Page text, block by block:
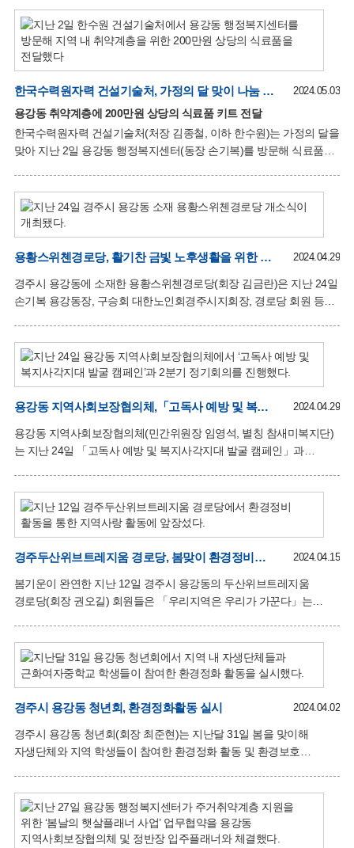
중증장애인 17가정에 매월 2회 협의체 위원들이 직접 방문해 반찬을
전달하며 안부를 확인하는 사업으로 찾아가는 복지서비스로의 역할을
하고 있다. 임영석 민간위원장은 “가정의 달을 맞아 이웃을 사랑하는
마음과 가족을 대신하는 마음으로 앞으로도 든든한 이웃이라는
울타리가 되겠다”며 준비한 카네이션과 반찬을 전달하며 인사를
나눴다. 방문하는 날이면 항상 고마움을 표하던 한 어르신은 “매월
나눠줘 감사
한국수력원자력 건설기술처, 가정의 달 맞이 나눔 실천 2024.05.03
용강동 취약계층에 200만원 상당의 식료품 키트 전달
한국수력원자력 건설기술처(처장 김종철, 이하 한수원)는 가정의 달을
맞아 지난 2일 용강동 행정복지센터(동장 손기복)를 방문해 식료품
(LoveFund)를 통해 마련됐으며, 한수원은 지난 2017년부터 러브펀드
기금을 통해 지역 주민들을 대상으로 후원물품 전달 및 다양한
봉사활동을 펼쳐오고 있다. 김종철 건설기술처장은 “이웃 사랑을
실천하기 위해 임직원들이 정성껏 준비한 후원물품이 용강동
앞으로도 지속적으로 나눔을 실천할 수 있도록 노력하겠다”고 소감을
전했다. 손기복 용강동장은 “꾸준히 이웃 사랑을 실천하는 데 앞장서
용황스위첸경로당, 활기찬 금빛 노후생활을 위한 개소식 가져 2024.04.29
경주시 용강동에 소재한 용황스위첸경로당(회장 김금란)은 지난 24일
손기복 용강동장, 구승회 대한노인회경주시지회장, 경로당 회원 등
어르신들의 안락한 여가복지시설로 설치‧등록돼 지상 1층 101.137
㎡ 규모(거실 겸 주방 1, 방 2, 화장실 2)로 운영될 예정이다.
용황스위첸 아파트의 어르신들은 그동안 여가를 보낼 공간이 없던 중
어르신들의 다양한 여가선용에 대한 욕구도가 매년 증진함에 따라
설치 신고됐다. 김금란 용황스위첸경로당 회장은 “경로당 등록을 위해
다방면으로 도와주고 협조해 주신 회원 및 주민들에게 감사드린다”
용강동 지역사회보장협의체,「고독사 예방 및 복지사각지대 발굴 캠페인」실시 2024.04.29
용강동 지역사회보장협의체(민간위원장 임영석, 별칭 참새미복지단)
는 지난 24일 「고독사 예방 및 복지사각지대 발굴 캠페인」과
돌봄이 필요한 위기 이웃이 발견될 시 즉시 제보해줄 것을 적극
당부해 위기가구에 대한 주민들의 관심을 독려했다. 아울러 이날
실시된 2분기 정기회의에서는 2024년 참새미복지단의 신규 특화사업
및 기타 특화사업의 대상자 선정 심의, 2024년 희망모아 행복금고
“사회적으로 고립 및 위기가구에 대한 관심이 증가함에 따라
참새미복지단이 대상자 발굴에 적극적으로 앞장설 것이며,
사회적으로 고립된 중장년
경주두산위브트레지움 경로당, 봄맞이 환경정비에 나서 2024.04.15
봄기운이 완연한 지난 12일 경주시 용강동의 두산위브트레지움
경로당(회장 권오길) 회원들은 「우리지역은 우리가 가꾼다」는
생활쓰레기와 낙엽 등을 수거하고 불법으로 부착된 광고물을 정비해
지역주민을 위한 환경정비에 앞장섰다. 권오길 회장은 “이번 환경정비
활동은 지난해부터 정기적으로 이어가고 있는 봉사활동으로, 우리의
거주 지역을 우리 스스로 정화해 노인들도 지역사회의 일원으로서
용강동장은 “지역의 어른들께서 직접 솔선수범하는 모습이 많은
이들에게 귀감이 될 것이다”며 “외부에서 하는 활동인 만큼 안전에
만전을 기해
경주시 용강동 청년회, 환경정화활동 실시 2024.04.02
경주시 용강동 청년회(회장 최준현)는 지난달 31일 봄을 맞이해
자생단체와 지역 학생들이 참여한 환경정화 활동 및 환경보호
명이 참여했으며, 용강초등학교를 시작으로 주변에 불법투기된
쓰레기를 수거하는 데 구슬땀을 흘렸다. 또한 도시미관 개선을 위해
보우근화아파트에서 청구타운으로 이어지는 산책길과 구곡지 제방